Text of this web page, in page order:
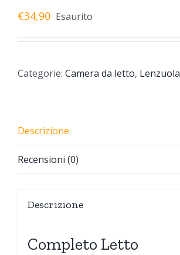
€34,90 Esaurito
Categorie: Camera da letto, Lenzuola
Descrizione
Recensioni (0)
Descrizione
Completo Letto